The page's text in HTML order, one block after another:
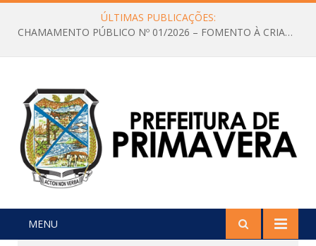
ÚLTIMAS PUBLICAÇÕES:
CHAMAMENTO PÚBLICO Nº 01/2026 – FOMENTO À CRIAÇÃO E A CIRCULAÇÃO DE PRODUÇÕES CULTURAIS – Aldir Blanc
MENU